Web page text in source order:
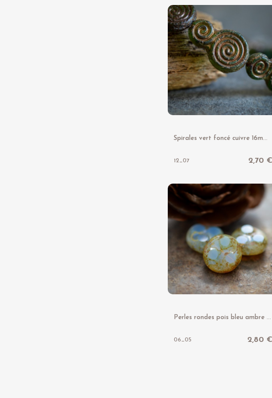
S
pirales vert foncé cuivre 16mm X2 Perles verre tchèque dépoli
12_07 2,70 €
06_05 2,80 €